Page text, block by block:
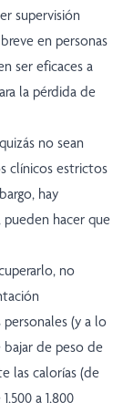
supervisión
en personas
ser eficaces a
la pérdida de
no sean
clínicos estrictos
hay
pueden hacer que
no
personales (y a lo
de peso de
las calorías (de
a 1,800